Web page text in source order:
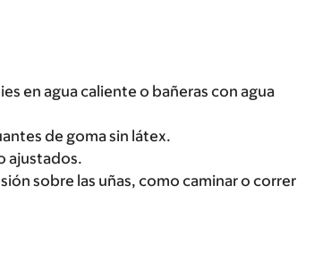
en agua caliente o bañeras con agua
de goma sin látex.
ajustados.
sobre las uñas, como caminar o correr